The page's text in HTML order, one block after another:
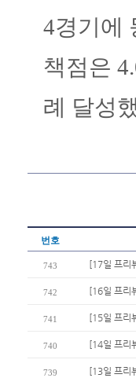
4경기에
책점은
례 달성
번호
743 [17일 프리
742 [16일 프리
741 [15일 프리
740 [14일 프리
739 [13일 프리